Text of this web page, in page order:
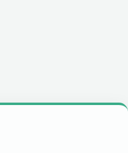
betexper giriş